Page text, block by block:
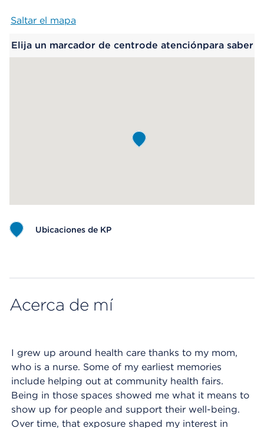
Saltar el mapa
Elija un marcador de centrode atenciónpara saber
Ubicaciones de KP
Acerca de mí
I grew up around health care thanks to my mom,
who is a nurse. Some of my earliest memories
include helping out at community health fairs.
Being in those spaces showed me what it means to
show up for people and support their well-being.
Over time, that exposure shaped my interest in